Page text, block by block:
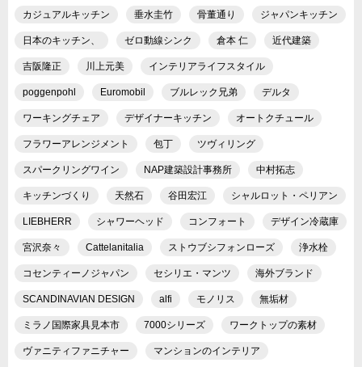
カジュアルキッチン 垂水圭竹 骨董通り ジャパンキッチン
日本のキッチン、 ゼロ動線シンク 倉本 仁 近代建築
吉阪隆正 川上元美 インテリアライフスタイル
poggenpohl Euromobil ブルレック兄弟 デルタ
ワーキングチェア デザイナーキッチン オートクチュール
フラワーアレンジメント 包丁 ツヴィリング
スパークリングワイン NAP建築設計事務所 中村拓志
キッチンづくり 天然石 谷田宏江 シャルロット・ペリアン
LIEBHERR シャワーヘッド コンフォート デザイン冷蔵庫
宮沢奈々 Cattelanitalia ストウブシフォンローズ 浄水栓
コセンティーノジャパン セシリエ・マンツ 海外ブランド
SCANDINAVIAN DESIGN alfi モノリス 無垢材
ミラノ国際家具見本市 7000シリーズ ワークトップの素材
ヴァニティファニチャー マンションのインテリア